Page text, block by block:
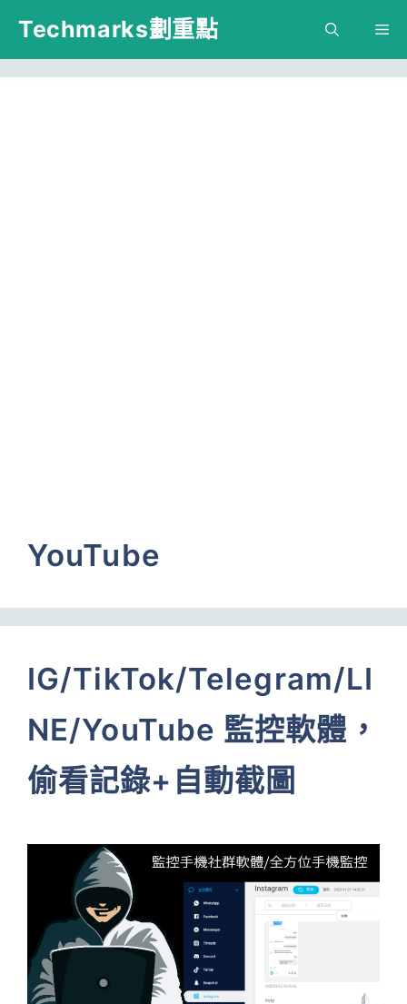
跳
主
Techmarks劃重點
YouTube
IG/TikTok/Telegram/LI
NE/YouTube 監控軟體，
偷看記錄+自動截圖